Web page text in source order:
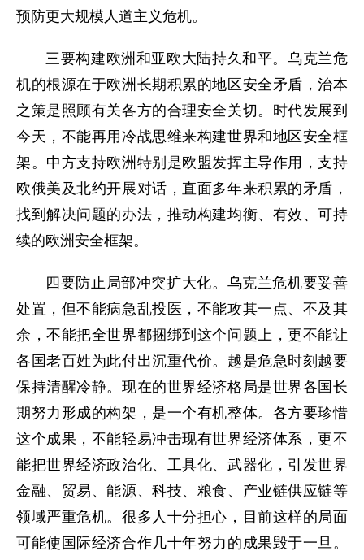
预防更大规模人道主义危机。
三要构建欧洲和亚欧大陆持久和平。乌克兰危
机的根源在于欧洲长期积累的地区安全矛盾，治本
之策是照顾有关各方的合理安全关切。时代发展到
今天，不能再用冷战思维来构建世界和地区安全框
架。中方支持欧洲特别是欧盟发挥主导作用，支持
欧俄美及北约开展对话，直面多年来积累的矛盾，
找到解决问题的办法，推动构建均衡、有效、可持
续的欧洲安全框架。
四要防止局部冲突扩大化。乌克兰危机要妥善
处置，但不能病急乱投医，不能攻其一点、不及其
余，不能把全世界都捆绑到这个问题上，更不能让
各国老百姓为此付出沉重代价。越是危急时刻越要
保持清醒冷静。现在的世界经济格局是世界各国长
期努力形成的构架，是一个有机整体。各方要珍惜
这个成果，不能轻易冲击现有世界经济体系，更不
能把世界经济政治化、工具化、武器化，引发世界
金融、贸易、能源、科技、粮食、产业链供应链等
领域严重危机。很多人十分担心，目前这样的局面
可能使国际经济合作几十年努力的成果毁于一旦。